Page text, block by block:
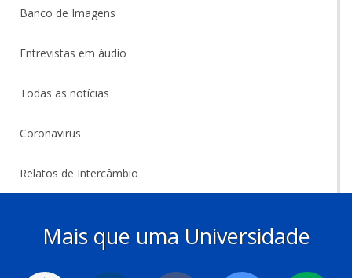
Banco de Imagens
Entrevistas em áudio
Todas as notícias
Coronavirus
Relatos de Intercâmbio
Mais que uma Universidade